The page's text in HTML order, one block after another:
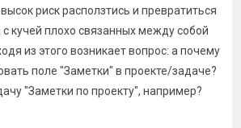
в случае открытия заметок из
должна сразу открываться
или задаче ветка заметок.
риск расползтись и превратиться
кучей плохо связанных между собой
из этого возникает вопрос: а почему
поле "Заметки" в проекте/задаче?
"Заметки по проекту", например?